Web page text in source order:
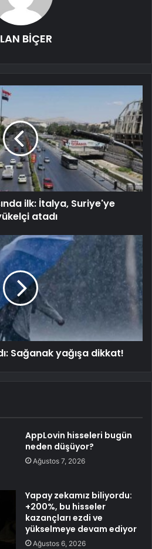
BİÇER
ilk: İtalya, Suriye'ye
atadı
Sağanak yağışa dikkat!
AppLovin hisseleri bugün
neden düşüyor?
Ağustos 7, 2026
Yapay zekamız biliyordu:
+200%, bu hisseler
kazançları ezdi ve
yükselmeye devam ediyor
Ağustos 6, 2026